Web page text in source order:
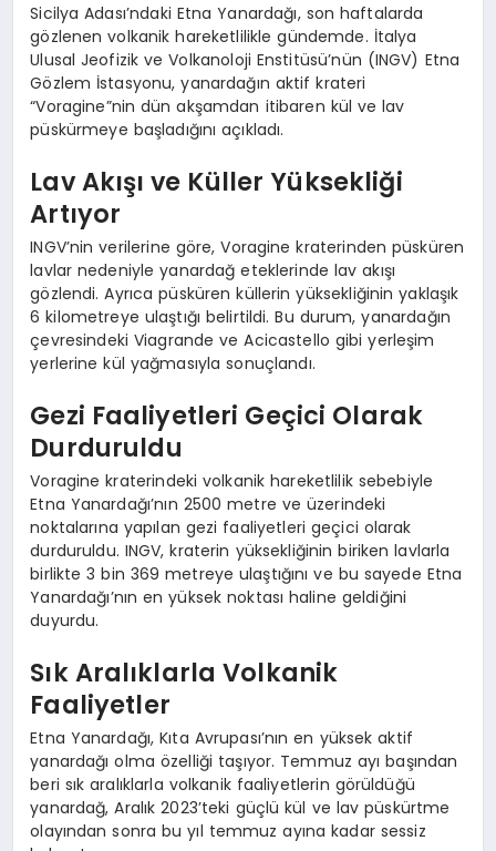
Sicilya Adası’ndaki Etna Yanardağı, son haftalarda
gözlenen volkanik hareketlilikle gündemde. İtalya
Ulusal Jeofizik ve Volkanoloji Enstitüsü’nün (INGV) Etna
Gözlem İstasyonu, yanardağın aktif krateri
“Voragine”nin dün akşamdan itibaren kül ve lav
püskürmeye başladığını açıkladı.
Lav Akışı ve Küller Yüksekliği
Artıyor
INGV’nin verilerine göre, Voragine kraterinden püsküren
lavlar nedeniyle yanardağ eteklerinde lav akışı
gözlendi. Ayrıca püsküren küllerin yüksekliğinin yaklaşık
6 kilometreye ulaştığı belirtildi. Bu durum, yanardağın
çevresindeki Viagrande ve Acicastello gibi yerleşim
yerlerine kül yağmasıyla sonuçlandı.
Gezi Faaliyetleri Geçici Olarak
Durduruldu
Voragine kraterindeki volkanik hareketlilik sebebiyle
Etna Yanardağı’nın 2500 metre ve üzerindeki
noktalarına yapılan gezi faaliyetleri geçici olarak
durduruldu. INGV, kraterin yüksekliğinin biriken lavlarla
birlikte 3 bin 369 metreye ulaştığını ve bu sayede Etna
Yanardağı’nın en yüksek noktası haline geldiğini
duyurdu.
Sık Aralıklarla Volkanik
Faaliyetler
Etna Yanardağı, Kıta Avrupası’nın en yüksek aktif
yanardağı olma özelliği taşıyor. Temmuz ayı başından
beri sık aralıklarla volkanik faaliyetlerin görüldüğü
yanardağ, Aralık 2023’teki güçlü kül ve lav püskürtme
olayından sonra bu yıl temmuz ayına kadar sessiz